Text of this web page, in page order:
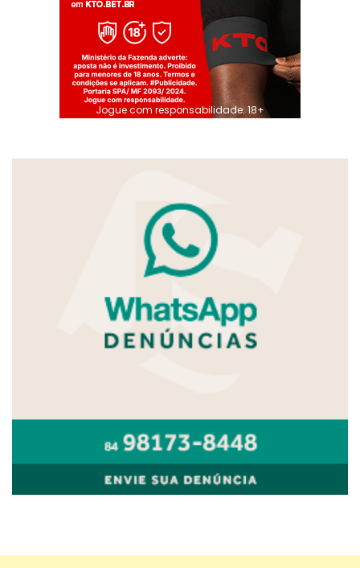
Jogue com responsabilidade. 18+